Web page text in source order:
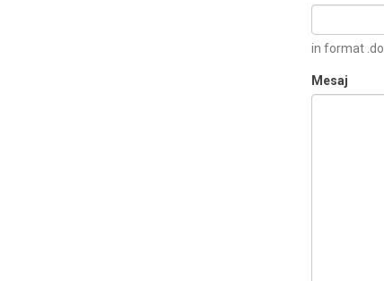
in format
Mesaj